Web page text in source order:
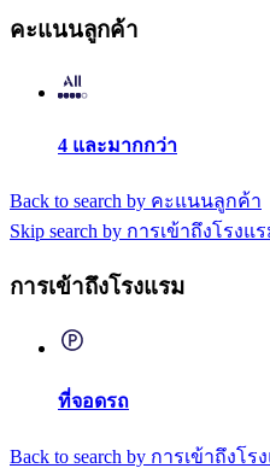
คะแนนลูกค้า
4 และมากกว่า
Back to search by คะแนนลูกค้า
Skip search by การเข้าถึงโรงแ
การเข้าถึงโรงแรม
ที่จอดรถ
Back to search by การเข้าถึงโร